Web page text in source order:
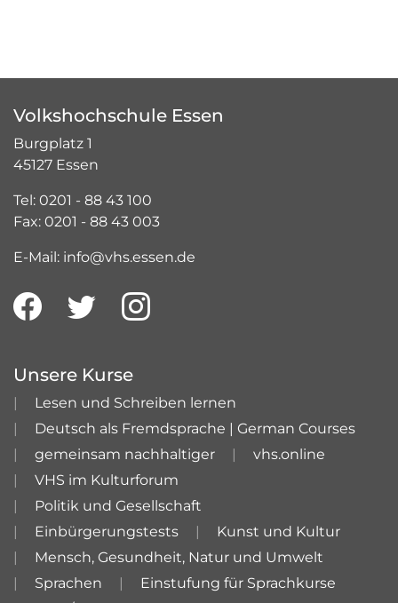
Volkshochschule Essen
Burgplatz 1
45127 Essen
Tel: 0201 - 88 43 100
Fax: 0201 - 88 43 003
E-Mail: info@vhs.essen.de
Unsere Kurse
Lesen und Schreiben lernen
Deutsch als Fremdsprache | German Courses
gemeinsam nachhaltiger
vhs.online
VHS im Kulturforum
Politik und Gesellschaft
Einbürgerungstests
Kunst und Kultur
Mensch, Gesundheit, Natur und Umwelt
Sprachen
Einstufung für Sprachkurse